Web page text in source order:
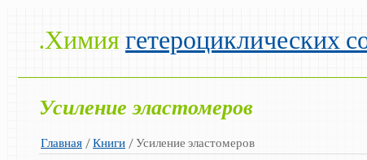
.Химиягетероциклических
Усиление эластомеров
Главная /Книги / Усиление эластомеров